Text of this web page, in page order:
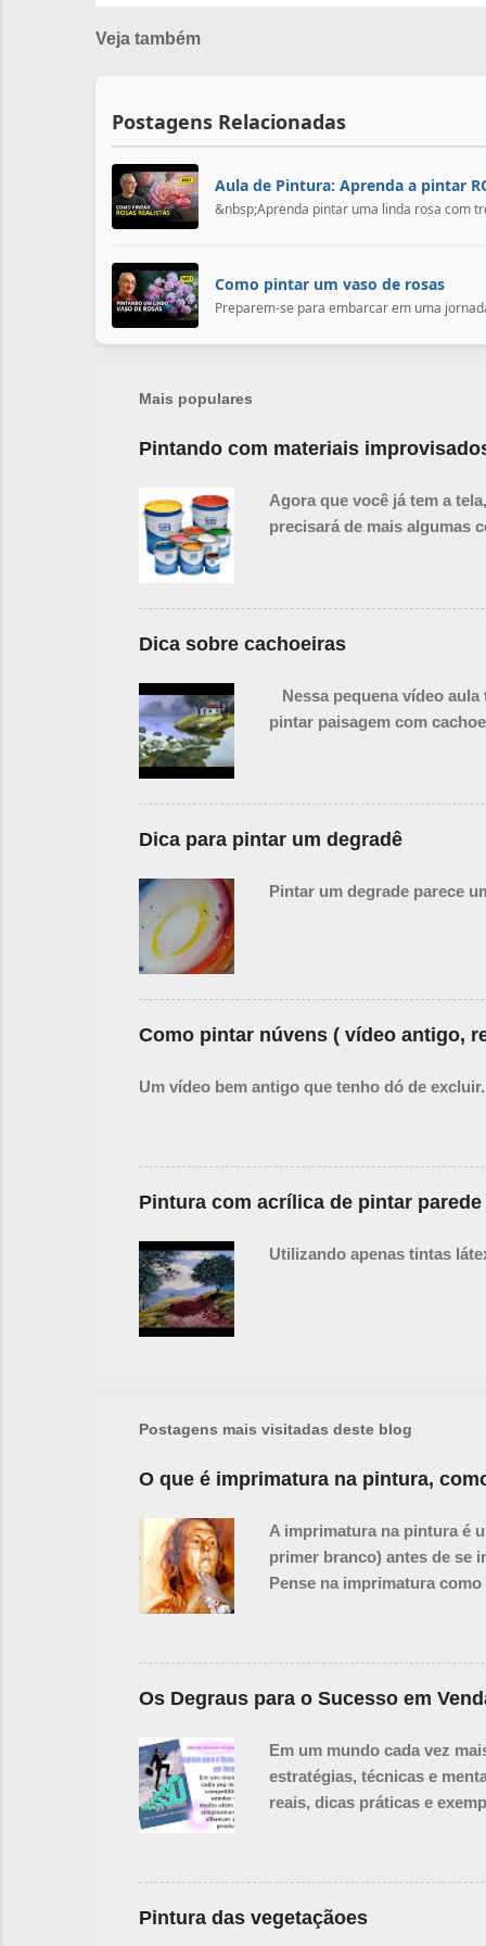
Veja também
Postagens Relacionadas
Aula de Pintura: Aprenda a pintar
&nbsp;Aprenda pintar uma linda rosa com
Como pintar um vaso de rosas
Preparem-se para embarcar em uma
Mais populares
Pintando com materiais
Agora que você já tem a
precisará de mais algumas
Dica sobre cachoeiras
Nessa pequena vídeo
pintar paisagem com
Dica para pintar um degradê
Pintar um degrade parece
Como pintar núvens ( vídeo antigo,
Um vídeo bem antigo que tenho dó de
Pintura com acrílica de pintar parede
Utilizando apenas tintas
Postagens mais visitadas deste blog
O que é imprimatura na pintura,
A imprimatura na pintura é
primer branco) antes de se
Pense na imprimatura
da tela pode ser
valores de luz e sombra
unidade tonal mais
Os Degraus para o Sucesso em
Em um mundo cada vez
estratégias, técnicas e
reais, dicas práticas e
que resultam não apenas
experiente buscando
destacar em qualquer
Pintura das vegetaçãoes